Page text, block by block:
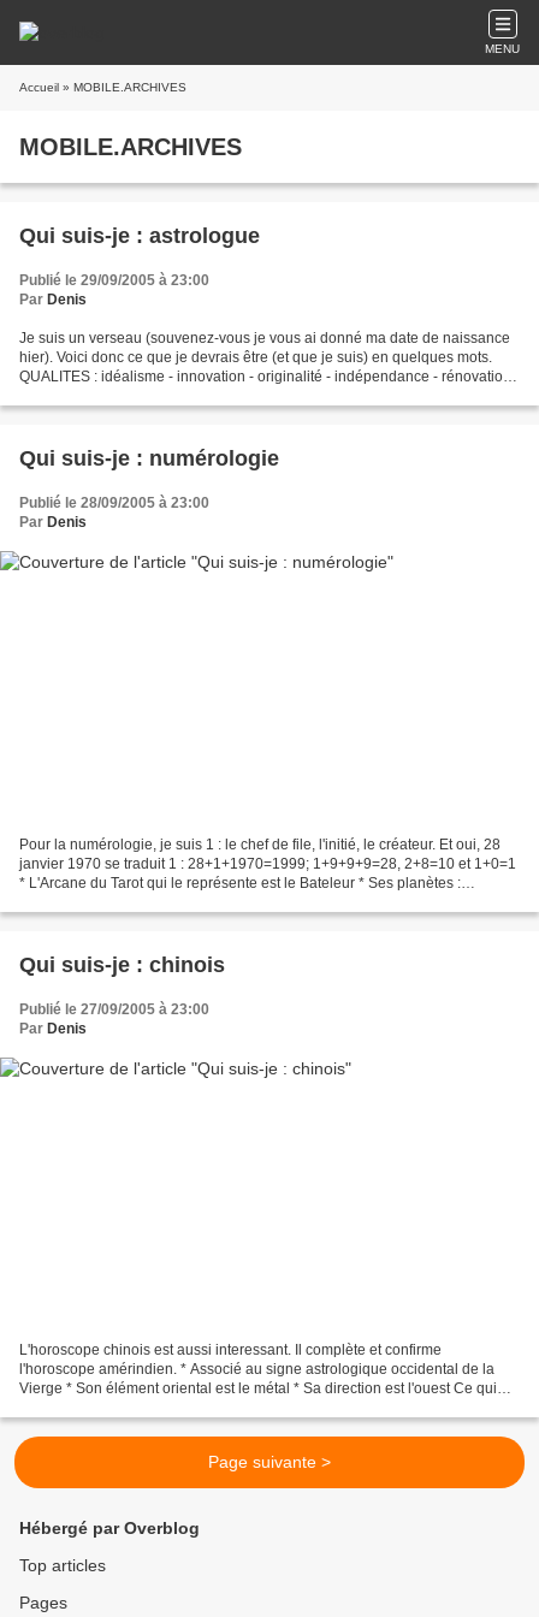
MENU
Accueil » MOBILE.ARCHIVES
MOBILE.ARCHIVES
Qui suis-je : astrologue
Publié le 29/09/2005 à 23:00
Par Denis
Je suis un verseau (souvenez-vous je vous ai donné ma date de naissance
hier). Voici donc ce que je devrais être (et que je suis) en quelques mots.
QUALITES : idéalisme - innovation - originalité - indépendance - rénovation -
Qui suis-je : numérologie
Publié le 28/09/2005 à 23:00
Par Denis
Pour la numérologie, je suis 1 : le chef de file, l'initié, le créateur. Et oui, 28
janvier 1970 se traduit 1 : 28+1+1970=1999; 1+9+9+9=28, 2+8=10 et 1+0=1
* L'Arcane du Tarot qui le représente est le Bateleur * Ses planètes :
Qui suis-je : chinois
Publié le 27/09/2005 à 23:00
Par Denis
L'horoscope chinois est aussi interessant. Il complète et confirme
l'horoscope amérindien. * Associé au signe astrologique occidental de la
Vierge * Son élément oriental est le métal * Sa direction est l'ouest Ce qui
Page suivante >
Hébergé par Overblog
Top articles
Pages